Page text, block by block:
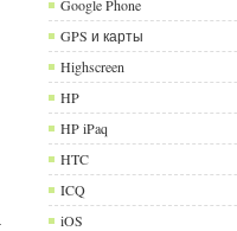
Google Phone
GPS и карты
Highscreen
HP
HP iPaq
HTC
ICQ
iOS